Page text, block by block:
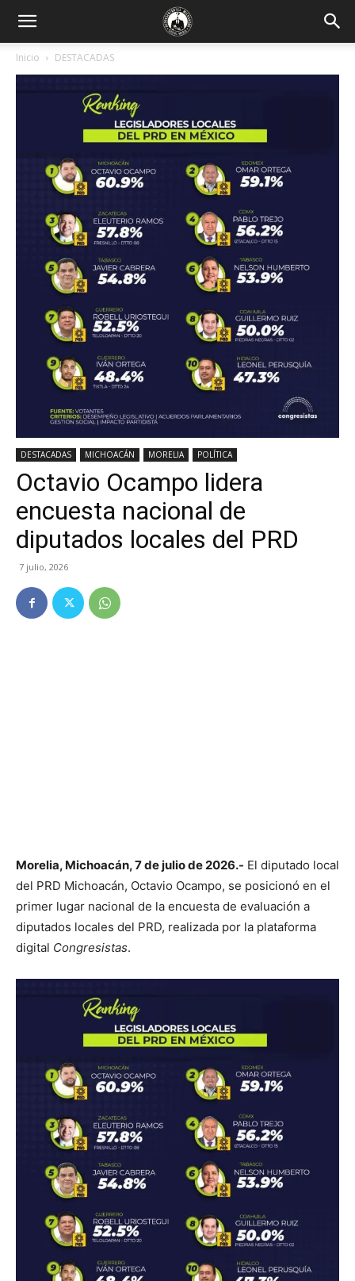
Inicio DESTACADAS
DESTACADAS MICHOACÁN MORELIA POLÍTICA
Octavio Ocampo lidera
encuesta nacional de
diputados locales del PRD
7 julio, 2026
Morelia, Michoacán, 7 de julio de 2026.- El diputado local
del PRD Michoacán, Octavio Ocampo, se posicionó en el
primer lugar nacional de la encuesta de evaluación a
diputados locales del PRD, realizada por la plataforma
digital Congresistas.